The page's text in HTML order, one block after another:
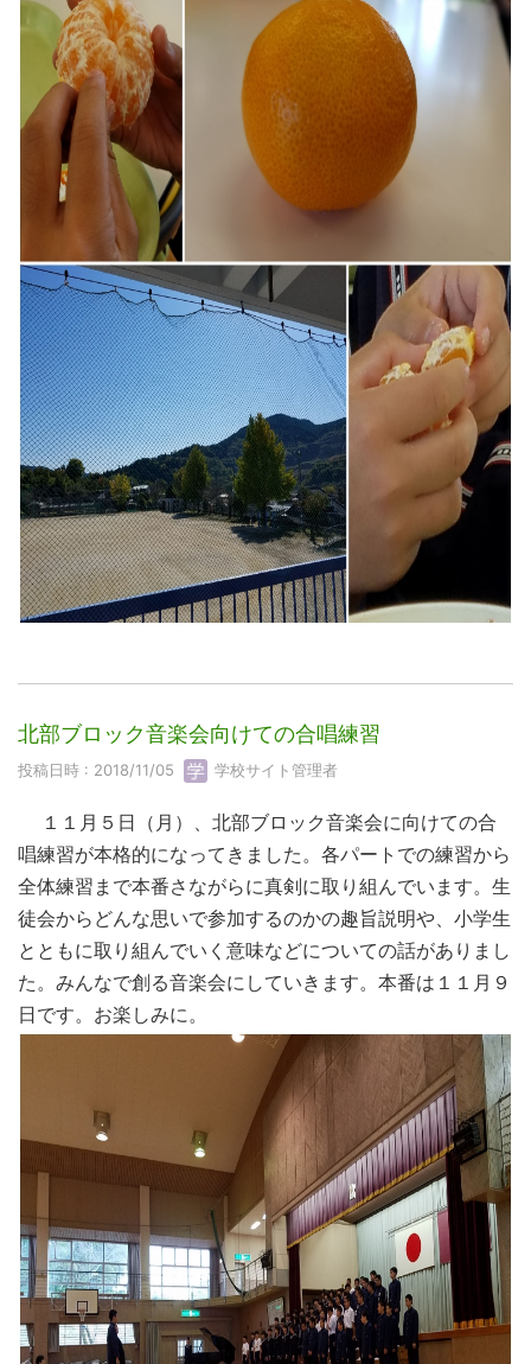
北部ブロック音楽会向けての合唱練習
投稿日時 : 2018/11/05 学校サイト管理者
１１月５日（月）、北部ブロック音楽会に向けての合
唱練習が本格的になってきました。各パートでの練習から
全体練習まで本番さながらに真剣に取り組んでいます。生
徒会からどんな思いで参加するのかの趣旨説明や、小学生
とともに取り組んでいく意味などについての話がありまし
た。みんなで創る音楽会にしていきます。本番は１１月９
日です。お楽しみに。